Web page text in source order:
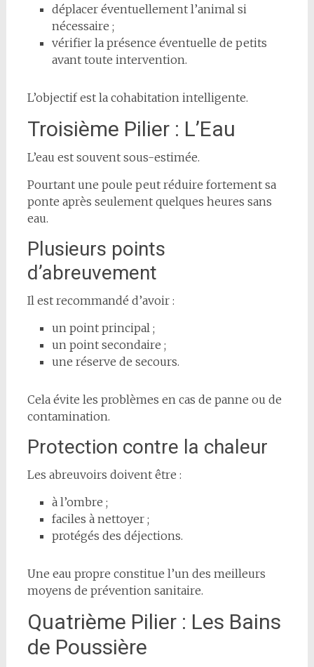
déplacer éventuellement l’animal si
nécessaire ;
vérifier la présence éventuelle de petits
avant toute intervention.
L’objectif est la cohabitation intelligente.
Troisième Pilier : L’Eau
L’eau est souvent sous-estimée.
Pourtant une poule peut réduire fortement sa
ponte après seulement quelques heures sans
eau.
Plusieurs points
d’abreuvement
Il est recommandé d’avoir :
un point principal ;
un point secondaire ;
une réserve de secours.
Cela évite les problèmes en cas de panne ou de
contamination.
Protection contre la chaleur
Les abreuvoirs doivent être :
à l’ombre ;
faciles à nettoyer ;
protégés des déjections.
Une eau propre constitue l’un des meilleurs
moyens de prévention sanitaire.
Quatrième Pilier : Les Bains
de Poussière